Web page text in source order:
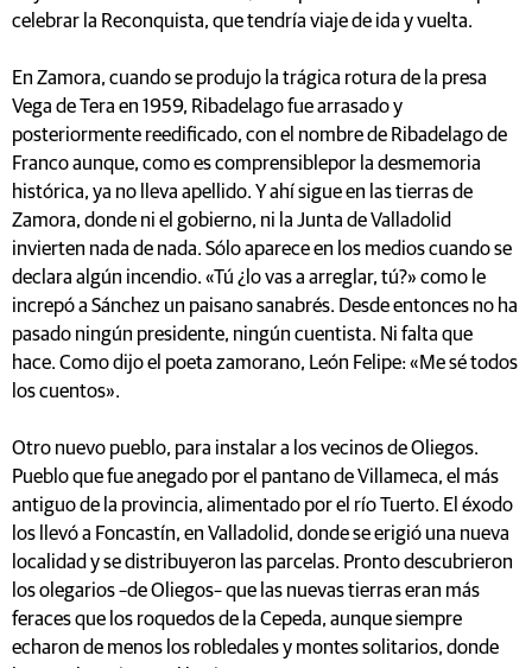
celebrar la Reconquista, que tendría viaje de ida y vuelta.
En Zamora, cuando se produjo la trágica rotura de la presa
Vega de Tera en 1959, Ribadelago fue arrasado y
posteriormente reedificado, con el nombre de Ribadelago de
Franco aunque, como es comprensiblepor la desmemoria
histórica, ya no lleva apellido. Y ahí sigue en las tierras de
Zamora, donde ni el gobierno, ni la Junta de Valladolid
invierten nada de nada. Sólo aparece en los medios cuando se
declara algún incendio. «Tú ¿lo vas a arreglar, tú?» como le
increpó a Sánchez un paisano sanabrés. Desde entonces no ha
pasado ningún presidente, ningún cuentista. Ni falta que
hace. Como dijo el poeta zamorano, León Felipe: «Me sé todos
los cuentos».
Otro nuevo pueblo, para instalar a los vecinos de Oliegos.
Pueblo que fue anegado por el pantano de Villameca, el más
antiguo de la provincia, alimentado por el río Tuerto. El éxodo
los llevó a Foncastín, en Valladolid, donde se erigió una nueva
localidad y se distribuyeron las parcelas. Pronto descubrieron
los olegarios –de Oliegos– que las nuevas tierras eran más
feraces que los roquedos de la Cepeda, aunque siempre
echaron de menos los robledales y montes solitarios, donde